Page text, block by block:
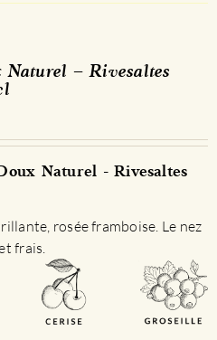
Naturel – Rivesaltes
Naturel - Rivesaltes
rosée framboise. Le nez
frais.